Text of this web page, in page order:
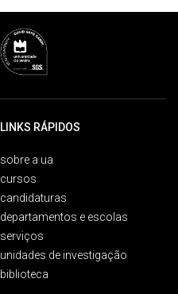
LINKS RÁPIDOS
sobre a ua
cursos
candidaturas
departamentos e escolas
serviços
unidades de investigação
biblioteca